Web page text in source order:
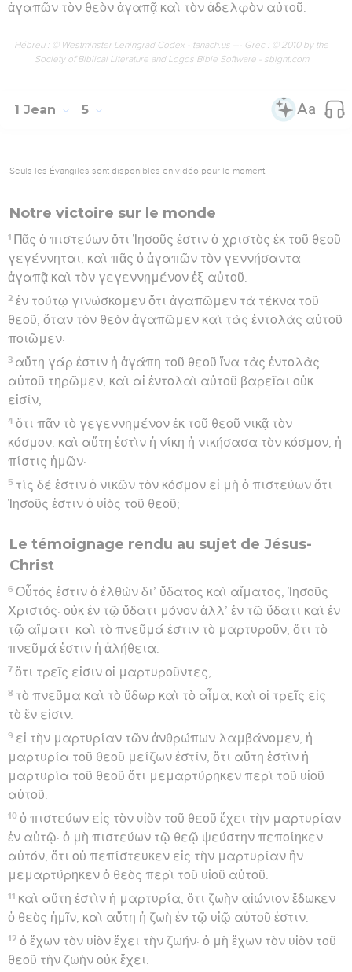
ἀγαπῶν τὸν θεὸν ἀγαπᾷ καὶ τὸν ἀδελφὸν αὐτοῦ.
Hébreu : © Westminster Leningrad Codex - tanach.us --- Grec : © 2010 by the
Society of Biblical Literature and Logos Bible Software - sblgnt.com
1 Jean 5
Seuls les Évangiles sont disponibles en vidéo pour le moment.
Notre victoire sur le monde
1 Πᾶς ὁ πιστεύων ὅτι Ἰησοῦς ἐστιν ὁ χριστὸς ἐκ τοῦ θεοῦ
γεγέννηται, καὶ πᾶς ὁ ἀγαπῶν τὸν γεννήσαντα
ἀγαπᾷ καὶ τὸν γεγεννημένον ἐξ αὐτοῦ.
2 ἐν τούτῳ γινώσκομεν ὅτι ἀγαπῶμεν τὰ τέκνα τοῦ
θεοῦ, ὅταν τὸν θεὸν ἀγαπῶμεν καὶ τὰς ἐντολὰς αὐτοῦ
ποιῶμεν·
3 αὕτη γάρ ἐστιν ἡ ἀγάπη τοῦ θεοῦ ἵνα τὰς ἐντολὰς
αὐτοῦ τηρῶμεν, καὶ αἱ ἐντολαὶ αὐτοῦ βαρεῖαι οὐκ
εἰσίν,
4 ὅτι πᾶν τὸ γεγεννημένον ἐκ τοῦ θεοῦ νικᾷ τὸν
κόσμον. καὶ αὕτη ἐστὶν ἡ νίκη ἡ νικήσασα τὸν κόσμον, ἡ
πίστις ἡμῶν·
5 τίς δέ ἐστιν ὁ νικῶν τὸν κόσμον εἰ μὴ ὁ πιστεύων ὅτι
Ἰησοῦς ἐστιν ὁ υἱὸς τοῦ θεοῦ;
Le témoignage rendu au sujet de Jésus-
Christ
6 Οὗτός ἐστιν ὁ ἐλθὼν δι’ ὕδατος καὶ αἵματος, Ἰησοῦς
Χριστός· οὐκ ἐν τῷ ὕδατι μόνον ἀλλ’ ἐν τῷ ὕδατι καὶ ἐν
τῷ αἵματι· καὶ τὸ πνεῦμά ἐστιν τὸ μαρτυροῦν, ὅτι τὸ
πνεῦμά ἐστιν ἡ ἀλήθεια.
7 ὅτι τρεῖς εἰσιν οἱ μαρτυροῦντες,
8 τὸ πνεῦμα καὶ τὸ ὕδωρ καὶ τὸ αἷμα, καὶ οἱ τρεῖς εἰς
τὸ ἕν εἰσιν.
9 εἰ τὴν μαρτυρίαν τῶν ἀνθρώπων λαμβάνομεν, ἡ
μαρτυρία τοῦ θεοῦ μείζων ἐστίν, ὅτι αὕτη ἐστὶν ἡ
μαρτυρία τοῦ θεοῦ ὅτι μεμαρτύρηκεν περὶ τοῦ υἱοῦ
αὐτοῦ.
10 ὁ πιστεύων εἰς τὸν υἱὸν τοῦ θεοῦ ἔχει τὴν μαρτυρίαν
ἐν αὑτῷ· ὁ μὴ πιστεύων τῷ θεῷ ψεύστην πεποίηκεν
αὐτόν, ὅτι οὐ πεπίστευκεν εἰς τὴν μαρτυρίαν ἣν
μεμαρτύρηκεν ὁ θεὸς περὶ τοῦ υἱοῦ αὐτοῦ.
11 καὶ αὕτη ἐστὶν ἡ μαρτυρία, ὅτι ζωὴν αἰώνιον ἔδωκεν
ὁ θεὸς ἡμῖν, καὶ αὕτη ἡ ζωὴ ἐν τῷ υἱῷ αὐτοῦ ἐστιν.
12 ὁ ἔχων τὸν υἱὸν ἔχει τὴν ζωήν· ὁ μὴ ἔχων τὸν υἱὸν τοῦ
θεοῦ τὴν ζωὴν οὐκ ἔχει.